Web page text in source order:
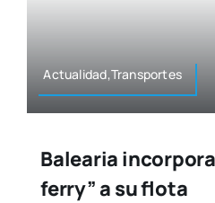
Actualidad,Transportes
Balearia
ferry” a su flota